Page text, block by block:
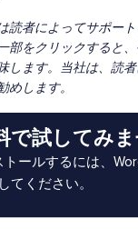
読者によってサポート
部をクリックすると
します。当社は、読
めします。
で試してみ
ールするには、
てください。